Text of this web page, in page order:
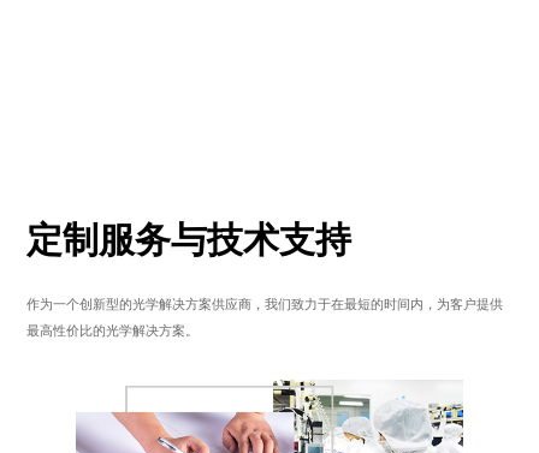
定制服务与技术支持
作为一个创新型的光学解决方案供应商，我们致力于在最短的时间内，为客户提供
最高性价比的光学解决方案。